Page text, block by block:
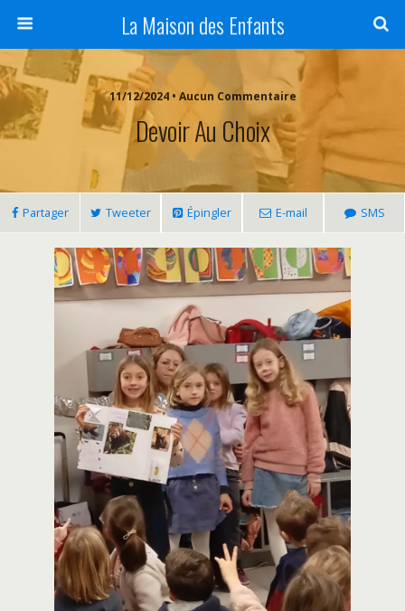
La Maison des Enfants
11/12/2024 • Aucun Commentaire
Devoir Au Choix
Partager Tweeter Épingler E-mail SMS